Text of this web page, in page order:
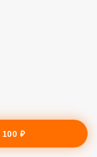
100 ₽